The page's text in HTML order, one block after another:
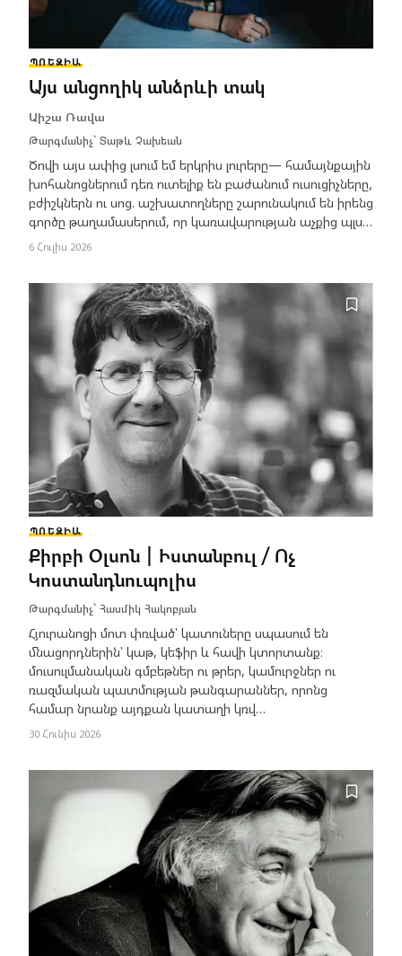
ՊՈԵԶԻԱ
Այս անցողիկ անձրևի տակ
Աիշա Ռավա
Թարգմանիչ՝ Տաթև Չախեան
Ծովի այս ափից լսում եմ երկրիս լուրերը— համայնքային
խոհանոցներում դեռ ուտելիք են բաժանում ուսուցիչները,
բժիշկներն ու սոց. աշխատողները շարունակում են իրենց
գործը թաղամասերում, որ կառավարության աչքից պլս…
6 Հուլիս 2026
ՊՈԵԶԻԱ
Քիրբի Օլսոն | Իստանբուլ / Ոչ
Կոստանդնուպոլիս
Թարգմանիչ՝ Հասմիկ Հակոբյան
Հյուրանոցի մոտ փռված՝ կատուները սպասում են
մնացորդներին՝ կաթ, կեֆիր և հավի կտորտանք։
մուսուլմանական գմբեթներ ու թրեր, կամուրջներ ու
ռազմական պատմության թանգարաններ, որոնց
համար նրանք այդքան կատաղի կռվ…
30 Հունիս 2026